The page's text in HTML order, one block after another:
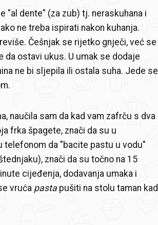
"al dente" (za zub) tj. neraskuhana i
ne treba ispirati nakon kuhanja.
Češnjak se rijetko gnječi, već se
da ostavi ukus. U umak se dodaje
ne bi sljepila ili ostala suha. Jede se
naučila sam da kad vam zafrču s dva
frka špagete, znači da su u
telefonom da "bacite pastu u vodu"
znači da su točno na 15
cijeđenja, dodavanja umaka i
vruća pasta pušiti na stolu taman kad